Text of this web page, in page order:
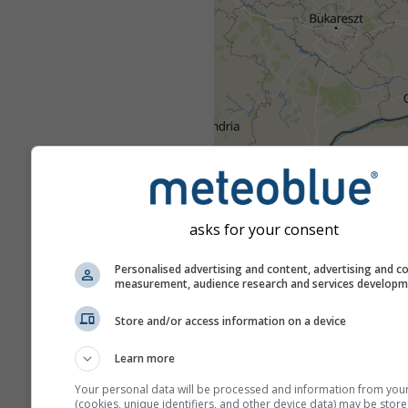
Ostrzeżenia przed groźnymi
pogodowymi są dostarczane
przez ponad 80 oficjalnych
żadnej odpowiedzialności za
rzeczywistą treść ani
ostrzeżeń. Problemy można
odpowiednich instancji.
asks for your consent
Personalised advertising and content, advertising and
measurement, audience research and services
Store and/or access information on a device
Learn more
Your personal data will be processed and information from
(cookies, unique identifiers, and other device data) may be